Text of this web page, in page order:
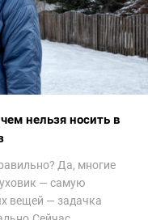
нельзя носить в
Да, многие
— самую
вещей — задачка